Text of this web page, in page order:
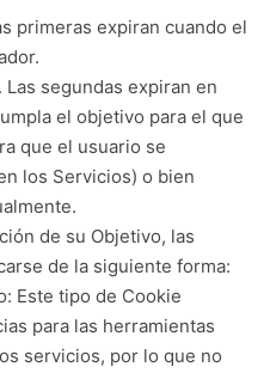
primeras expiran cuando el
segundas expiran en
el objetivo para el que
que el usuario se
los Servicios) o bien
de su Objetivo, las
de la siguiente forma:
Este tipo de Cookie
para las herramientas
servicios, por lo que no